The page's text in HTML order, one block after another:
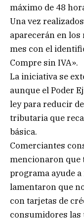
máximo de 48
Una vez
aparecerán en los
mes con el
Compre sin IVA».
La iniciativa se
aunque el Poder
ley para reducir
tributaria que
básica.
Comerciantes
mencionaron que
programa ayude
lamentaron que
con tarjetas de
consumidores las